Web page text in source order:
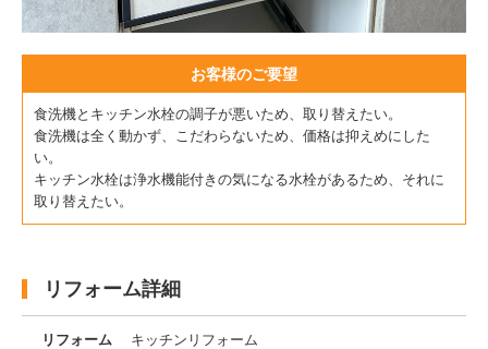
お客様のご要望
食洗機とキッチン水栓の調子が悪いため、取り替えたい。
食洗機は全く動かず、こだわらないため、価格は抑えめにした
い。
キッチン水栓は浄水機能付きの気になる水栓があるため、それに
取り替えたい。
リフォーム詳細
リフォーム
キッチンリフォーム